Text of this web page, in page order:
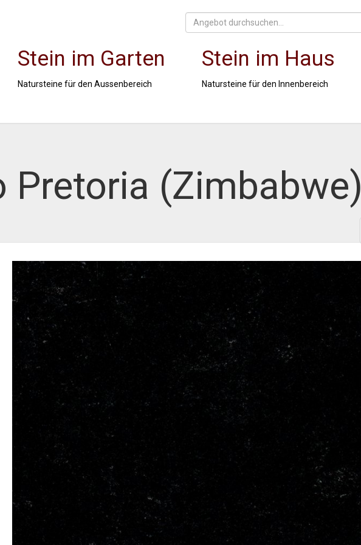
Stein im Garten
Natursteine für den Aussenbereich
Stein im Haus
Natursteine für den Innenbereich
Pretoria (Zimbabwe)